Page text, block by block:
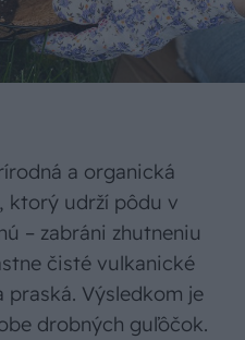
a organická
ktorý udrží pôdu v
– zabráni zhutneniu
čisté vulkanické
praská. Výsledkom je
drobných guľôčok.